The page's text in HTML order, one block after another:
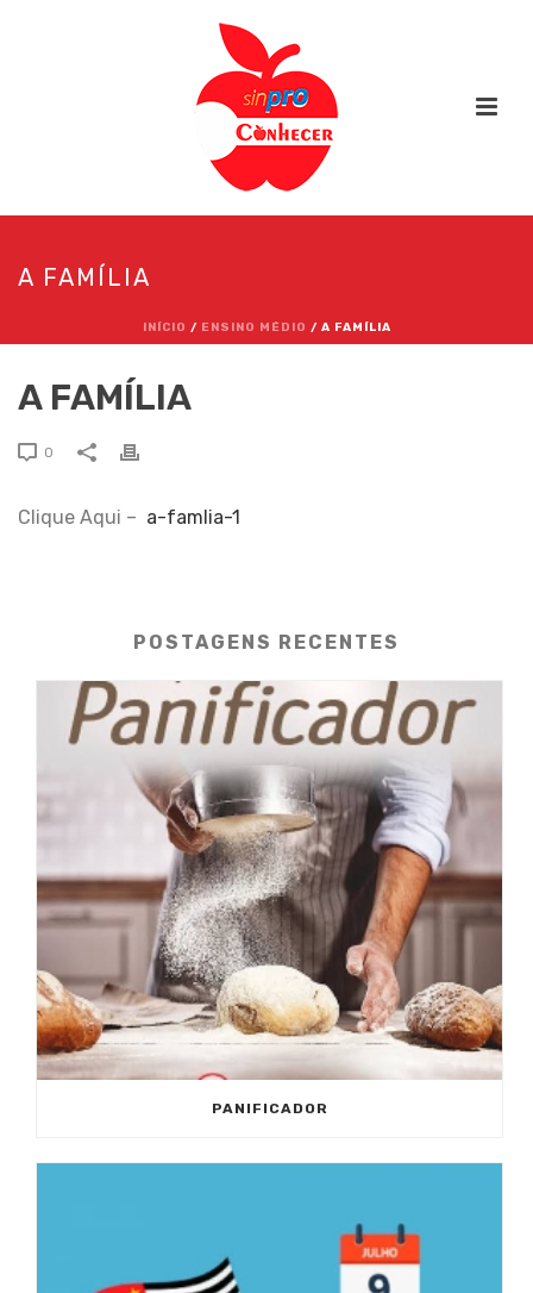
A FAMÍLIA
INÍCIO / ENSINO MÉDIO / A FAMÍLIA
A FAMÍLIA
0
Clique Aqui – a-famlia-1
POSTAGENS RECENTES
PANIFICADOR